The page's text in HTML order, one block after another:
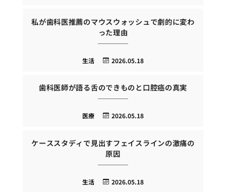
私が歯科医推薦のマウスウォッシュで劇的に変わ
った理由
2026.05.18
生活
歯科医師が語る舌のできものと口腔癌の真実
2026.05.18
医療
ケーススタディで見出すフェイスラインの激痛の
原因
2026.05.18
生活